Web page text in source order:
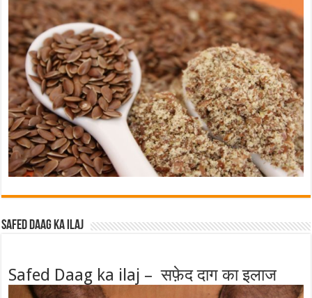
Safed Daag ka ilaj
Safed Daag ka ilaj – सफ़ेद दाग का इलाज